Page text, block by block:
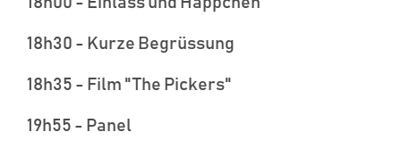
18h30 - Kurze Begrüssung
18h35 - Film "The Pickers"
19h55 - Panel